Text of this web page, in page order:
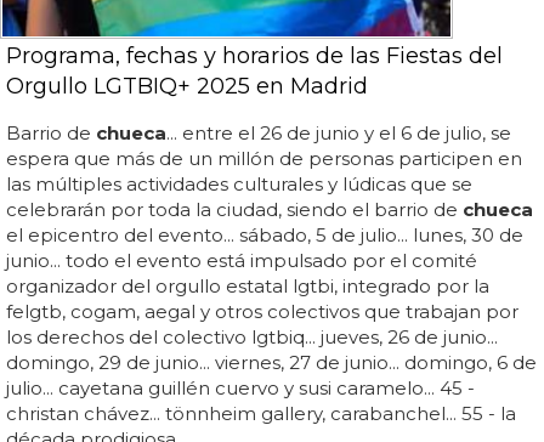
Programa, fechas y horarios de las Fiestas del
Orgullo LGTBIQ+ 2025 en Madrid
Barrio de chueca... entre el 26 de junio y el 6 de julio, se
espera que más de un millón de personas participen en
las múltiples actividades culturales y lúdicas que se
celebrarán por toda la ciudad, siendo el barrio de chueca
el epicentro del evento... sábado, 5 de julio... lunes, 30 de
junio... todo el evento está impulsado por el comité
organizador del orgullo estatal lgtbi, integrado por la
felgtb, cogam, aegal y otros colectivos que trabajan por
los derechos del colectivo lgtbiq... jueves, 26 de junio...
domingo, 29 de junio... viernes, 27 de junio... domingo, 6 de
julio... cayetana guillén cuervo y susi caramelo... 45 -
christan chávez... tönnheim gallery, carabanchel... 55 - la